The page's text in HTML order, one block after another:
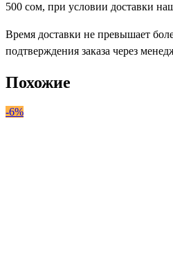
500 cом, при условии доставки
Время доставки не превышает
подтверждения заказа через
Похожие
-6%